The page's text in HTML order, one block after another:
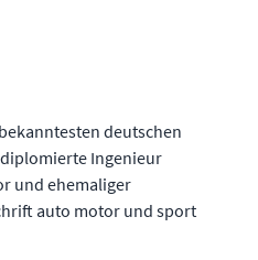
deutschen
Ingenieur
und ehemaliger
auto motor und sport